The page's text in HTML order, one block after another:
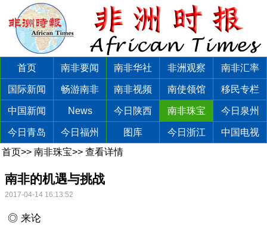
首页 南非要闻 南非华社 非洲观察 南非汇率
国际新闻 畅游南非 南非视频 南使领馆 移民专栏
中国新闻 News 今日陕西 南非珠宝 今日泉州
今日青岛 今日福州 图库 今日浙江
中国电视
首页>> 南非珠宝>> 查看详情
南非的机遇与挑战
2017-04-14 16:13:52
◎ 来论